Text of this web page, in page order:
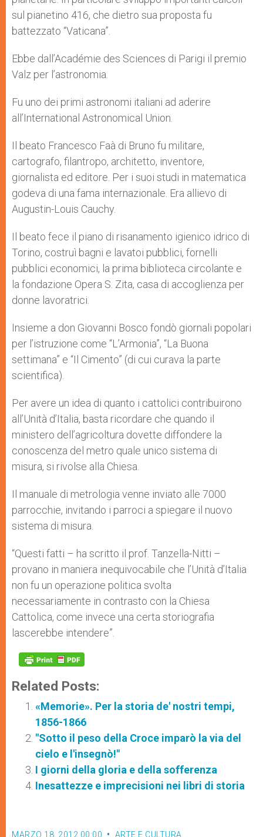
sul pianetino 416, che dietro sua proposta fu
battezzato “Vaticana”.
Ebbe dall’Académie des Sciences di Parigi il premio
Valz per l’astronomia.
Fu uno dei primi astronomi italiani ad aderire
all’International Astronomical Union.
Il beato Francesco Faà di Bruno fu militare,
cartografo, filantropo, architetto, inventore,
giornalista ed editore. Per i suoi studi in matematica
godeva di una fama internazionale. Era allievo di
Augustin-Louis Cauchy.
Il beato fece il piano di risanamento igienico idrico di
Torino, costruì bagni e lavatoi pubblici, fornelli
pubblici economici, la prima biblioteca circolante e
la fondazione Opera S. Zita, casa di accoglienza per
donne lavoratrici.
Insieme a don Giovanni Bosco fondò giornali popolari
per l’istruzione come “L’Armonia”, “La Buona
settimana” e “Il Cimento” (di cui curava la parte
scientifica).
Per avere un idea di quanto i cattolici contribuirono
all’Unità d’Italia, basta ricordare che quando il
ministero dell’agricoltura dovette diffondere la
conoscenza del metro quale unico sistema di
misura, si rivolse alla Chiesa.
Il manuale di metrologia venne inviato alle 7000
parrocchie, invitando i parroci a spiegare il nuovo
sistema di misura.
“Questi fatti – ha scritto il prof. Tanzella-Nitti –
provano in maniera inequivocabile che l’Unità d’Italia
non fu un operazione politica svolta
necessariamente in contrasto con la Chiesa
Cattolica, come invece una certa storiografia
lascerebbe intendere”.
Related Posts:
«Memorie». Per la storia de' nostri tempi,
1856-1866
"Sotto il peso della Croce imparò la via del
cielo e l'insegnò!"
I giorni della gloria e della sofferenza
Inesattezze e imprecisioni nei libri di storia
MARZO 18, 2012 00:00 ARTE E CULTURA